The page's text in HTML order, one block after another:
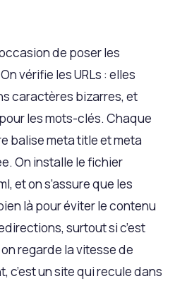
de poser les
vérifie les URLs : elles
caractères bizarres, et
les mots-clés. Chaque
balise meta title et meta
On installe le fichier
et on s’assure que les
là pour éviter le contenu
surtout si c’est
regarde la vitesse de
c’est un site qui recule dans